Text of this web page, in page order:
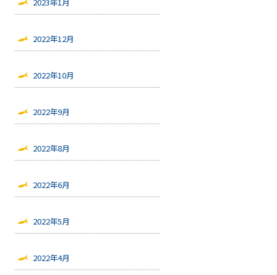
2022年12月
2022年10月
2022年9月
2022年8月
2022年6月
2022年5月
2022年4月